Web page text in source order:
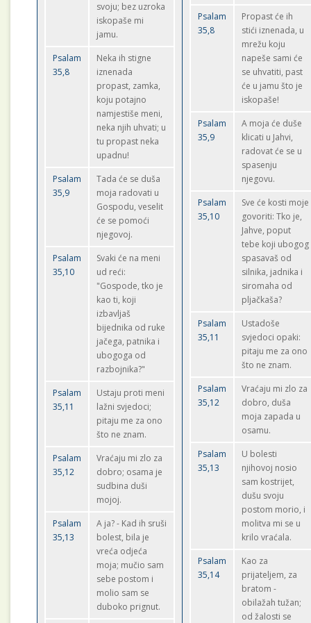
svoju; bez uzroka
iskopaše mi
jamu.
Psalam
35,8
Neka ih stigne
iznenada
propast, zamka,
koju potajno
namjestiše meni,
neka njih uhvati; u
tu propast neka
upadnu!
Psalam
35,9
Tada će se duša
moja radovati u
Gospodu, veselit
će se pomoći
njegovoj.
Psalam
35,10
Svaki će na meni
ud reći:
"Gospode, tko je
kao ti, koji
izbavljaš
bijednika od ruke
jačega, patnika i
ubogoga od
razbojnika?"
Psalam
35,11
Ustaju proti meni
lažni svjedoci;
pitaju me za ono
što ne znam.
Psalam
35,12
Vraćaju mi zlo za
dobro; osama je
sudbina duši
mojoj.
Psalam
35,13
A ja? - Kad ih sruši
bolest, bila je
vreća odjeća
moja; mučio sam
sebe postom i
molio sam se
duboko prignut.
Psalam
35,8
Propast će ih
stići iznenada, u
mrežu koju
napeše sami će
se uhvatiti, past
će u jamu što je
iskopaše!
Psalam
35,9
A moja će duše
klicati u Jahvi,
radovat će se u
spasenju
njegovu.
Psalam
35,10
Sve će kosti moje
govoriti: Tko je,
Jahve, poput
tebe koji ubogog
spasavaš od
silnika, jadnika i
siromaha od
pljačkaša?
Psalam
35,11
Ustadoše
svjedoci opaki:
pitaju me za ono
što ne znam.
Psalam
35,12
Vraćaju mi zlo za
dobro, duša
moja zapada u
osamu.
Psalam
35,13
U bolesti
njihovoj nosio
sam kostrijet,
dušu svoju
postom morio, i
molitva mi se u
krilo vraćala.
Psalam
35,14
Kao za
prijateljem, za
bratom -
obilažah tužan;
od žalosti se